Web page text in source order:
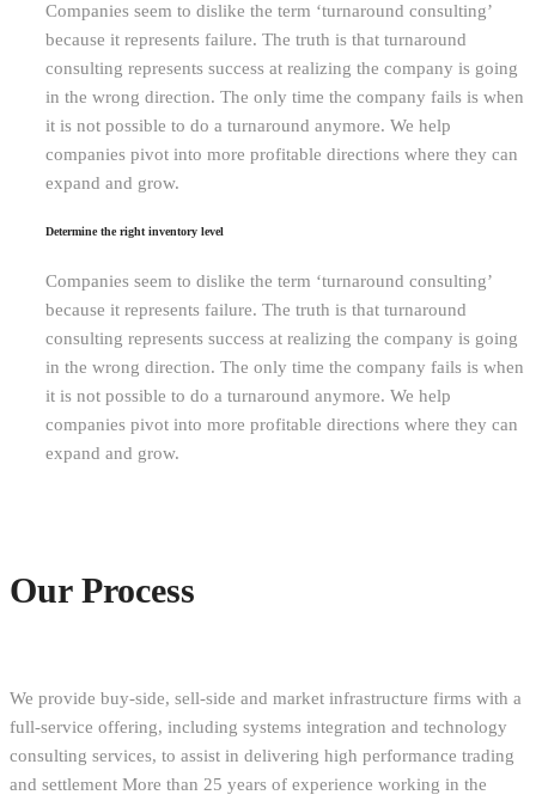
Companies seem to dislike the term ‘turnaround consulting’
because it represents failure. The truth is that turnaround
consulting represents success at realizing the company is going
in the wrong direction. The only time the company fails is when
it is not possible to do a turnaround anymore. We help
companies pivot into more profitable directions where they can
expand and grow.
Determine the right inventory level
Companies seem to dislike the term ‘turnaround consulting’
because it represents failure. The truth is that turnaround
consulting represents success at realizing the company is going
in the wrong direction. The only time the company fails is when
it is not possible to do a turnaround anymore. We help
companies pivot into more profitable directions where they can
expand and grow.
Our Process
We provide buy-side, sell-side and market infrastructure firms with a
full-service offering, including systems integration and technology
consulting services, to assist in delivering high performance trading
and settlement More than 25 years of experience working in the